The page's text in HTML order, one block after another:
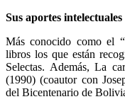
Sus aportes
Más conocido como el
libros los que están
Selectas. Además, La
(1990) (coautor con
del Bicentenario de